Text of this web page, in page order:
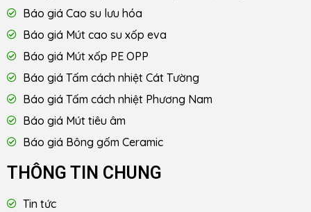
Báo giá Cao su lưu hóa
Báo giá Mút cao su xốp eva
Báo giá Mút xốp PE OPP
Báo giá Tấm cách nhiệt Cát Tường
Báo giá Tấm cách nhiệt Phương Nam
Báo giá Mút tiêu âm
Báo giá Bông gốm Ceramic
THÔNG TIN CHUNG
Tin tức